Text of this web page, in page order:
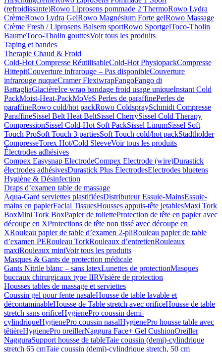
(refroidissante)Rowo Liprosens pommade 2 ThermoRowo Lydra
CrèmeRowo Lydra GelRowo Magnésium Forte gelRowo Massage
Crème Fresh / Liprosens Balsem sportRowo SportgelToco-Tholin
BaumeToco-Tholin gouttesVoir tous les produits
Taping et bandes
Therapie Chaud & Froid
Cold-Hot Compresse RéutilisableCold-Hot PhysiopackCompresse
HittepitCouverture infrarouge – Pas disponibleCouverture
infrarouge nuqueCramer FlexiwrapFangoFango di
BattagliaGlacièreIce wrap bandage froid usage uniqueInstant Cold
PackMoist-Heat-PackMoVeS Perles de paraffinePerles de
paraffineRowo cold/hot packRowo ColdspraySchmidt Compresse
ParaffineSissel Belt Heat BeltSissel CherrySissel Cold Therapy
CompressionSissel Cold-Hot Soft PackSissel LinumSissel Soft
Touch ProSoft Touch 3 partiesSoft Touch cold/hot packStadtholder
CompresseTorex Hot/Cold SleeveVoir tous les produits
Électrodes adhésives
Compex Easysnap ElectrodeCompex Electrode (wire)Durastick
électrodes adhésivesDurastick Plus ÉlectrodesElectrodes bluetens
Hygiène & Désinfection
Draps d’examen table de massage
Aqua-Gard serviettes plastifiéesDistributeur Essuie-MainsEssuie-
mains en papierFacial TissuesHousses appuis-tête jetablesMaxi Tork
BoxMini Tork BoxPapier de toiletteProtection de tête en papier avec
découpe en XProtections de tête non tissé avec découpe en
XRouleau papier de table d’examen 2-pliRouleau papier de table
d’examen PERouleau TorkRouleaux d’entretienRouleaux
maxiRouleaux miniVoir tous les produits
Masques & Gants de protection médicale
Gants Nitrile blanc – sans latexLunettes de protectionMasques
buccaux chirurgicaux type IIRVisière de protection
Housses tables de massage et serviettes
Coussin gel pour fente nasaleHousse de table lavable et
décontaminableHousse de Table stretch avec orificeHousse de table
stretch sans orificeHygienePro coussin demi-
cylindriqueHygienePro coussin nasalHygienePro housse table avec
têtièreHygienePro oreillerNaggura Face+ Gel CushionOreiller
NagguraSupport housse de tableTaie coussin (demi)-cylindrique
stretch 65 cmTaie coussin (demi)-cylindrique stretch, 50 cm